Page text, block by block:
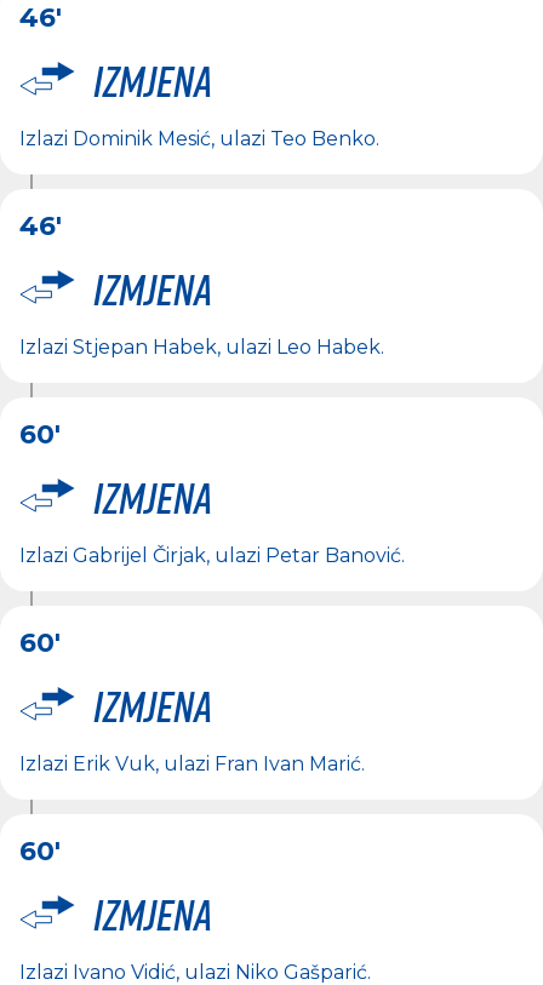
46'
Izmjena
Izlazi Dominik Mesić, ulazi Teo Benko.
46'
Izmjena
Izlazi Stjepan Habek, ulazi Leo Habek.
60'
Izmjena
Izlazi Gabrijel Čirjak, ulazi Petar Banović.
60'
Izmjena
Izlazi Erik Vuk, ulazi Fran Ivan Marić.
60'
Izmjena
Izlazi Ivano Vidić, ulazi Niko Gašparić.